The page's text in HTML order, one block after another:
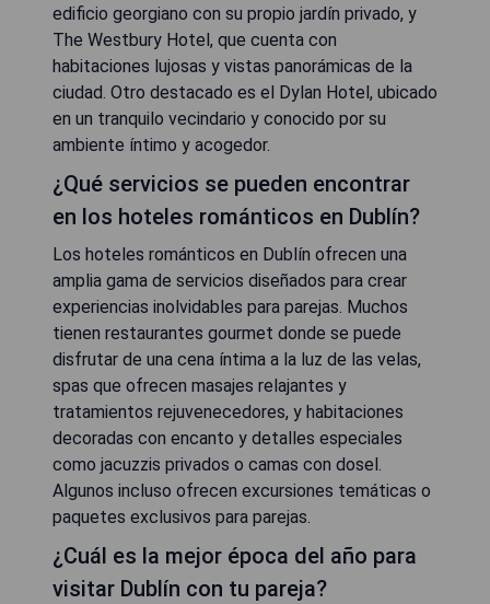
edificio georgiano con su propio jardín privado, y
The Westbury Hotel, que cuenta con
habitaciones lujosas y vistas panorámicas de la
ciudad. Otro destacado es el Dylan Hotel, ubicado
en un tranquilo vecindario y conocido por su
ambiente íntimo y acogedor.
¿Qué servicios se pueden encontrar
en los hoteles románticos en Dublín?
Los hoteles románticos en Dublín ofrecen una
amplia gama de servicios diseñados para crear
experiencias inolvidables para parejas. Muchos
tienen restaurantes gourmet donde se puede
disfrutar de una cena íntima a la luz de las velas,
spas que ofrecen masajes relajantes y
tratamientos rejuvenecedores, y habitaciones
decoradas con encanto y detalles especiales
como jacuzzis privados o camas con dosel.
Algunos incluso ofrecen excursiones temáticas o
paquetes exclusivos para parejas.
¿Cuál es la mejor época del año para
visitar Dublín con tu pareja?